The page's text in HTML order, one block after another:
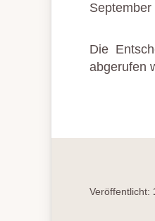
Die
abgerufen
Veröffentlicht: